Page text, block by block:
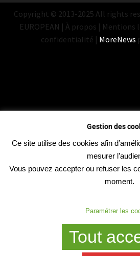
Copyright © 2013-2025 All rights
EUROPEAN | À propos |
confidentialité | MoreNews
Gestion des
Ce site utilise des cookies afin
mesurer
Vous pouvez accepter ou refuser les
moment.
Paramétrer les
Tout